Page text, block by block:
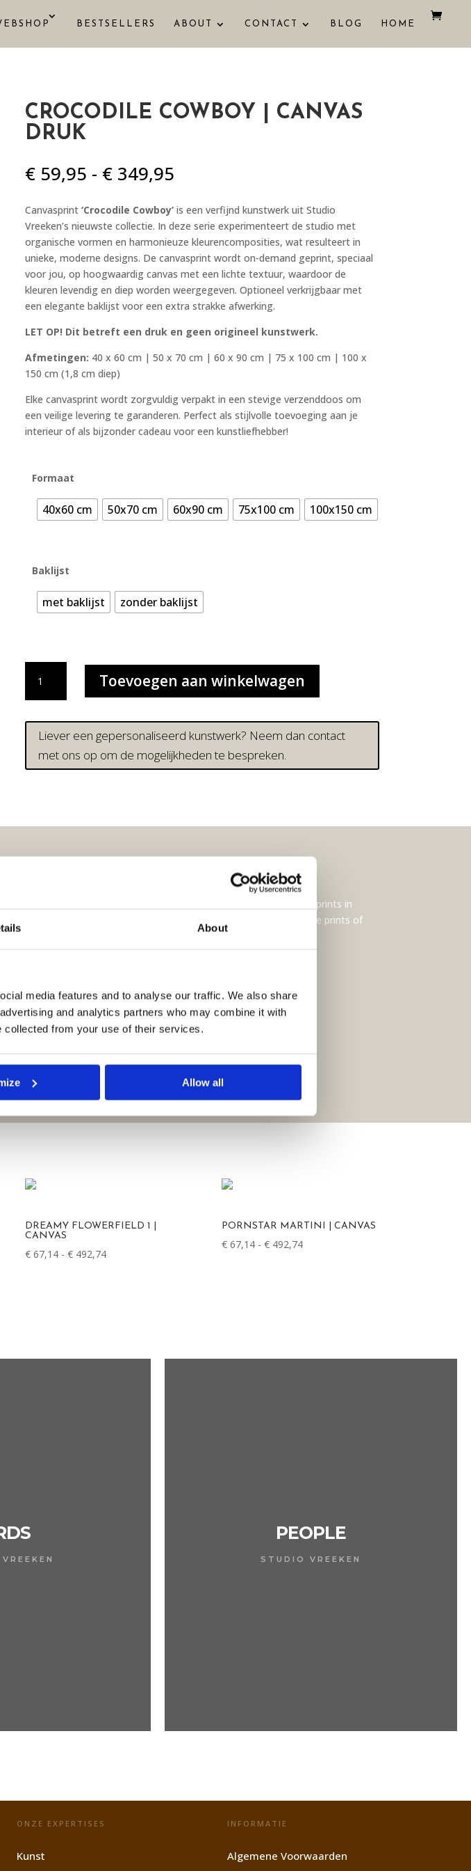
About
media features and to analyse our traffic. We also share
and analytics partners who may combine it with
collected from your use of their services.
Allow all
BESTSELLERS ABOUT CONTACT BLOG HOME
CROCODILE COWBOY | CANVAS
DRUK
€59,95 - €349,95Prijsklasse:
tot
€ 349,95
Canvasprint ‘Crocodile Cowboy’is een verfijnd kunstwerk uit Studio
Vreeken’s nieuwste collectie. In deze serie experimenteert de studio met
organische vormen en harmonieuze kleurencomposities, wat resulteert in
unieke, moderne designs. De canvasprint wordt on-demand geprint, speciaal
voor jou, op hoogwaardig canvas met een lichte textuur, waardoor de
kleuren levendig en diep worden weergegeven. Optioneel verkrijgbaar met
een elegante baklijst voor een extra strakke afwerking.
LET OP! Dit betreft een druk en geen origineel kunstwerk.
Afmetingen: 40 x 60 cm | 50 x 70 cm | 60 x 90 cm | 75 x 100 cm | 100 x
150 cm (1,8 cm diep)
Elke canvasprint wordt zorgvuldig verpakt in een stevige verzenddoos om
een veilige levering te garanderen. Perfect als stijlvolle toevoeging aan je
interieur of als bijzonder cadeau voor een kunstliefhebber!
Formaat
40x60 cm 50x70 cm 60x90 cm 75x100 cm 100x150 cm
Baklijst
met baklijst zonder baklijst
COWBOY
|
DRUK
Toevoegen aan winkelwagen
Liever een gepersonaliseerd kunstwerk? Neem dan contact
met ons op om de mogelijkheden te bespreken.
vazen, maar ook een unieke selectie originele werken en art prints in
meer kunst die je aanspreekt! Misschien vind je ook onze botanische prints of
een kijkje hier:
weerspiegelen.
DREAMY FLOWERFIELD 1 |
CANVAS
€67,14 - €492,74Prijsklasse:
PORNSTAR MARTINI | CANVAS
€ 67,14 - € 492,74Prijsklasse:
PEOPLE
STUDIO VREEKEN
ONZE EXPERTISES
Kunst
INFORMATIE
Algemene Voorwaarden